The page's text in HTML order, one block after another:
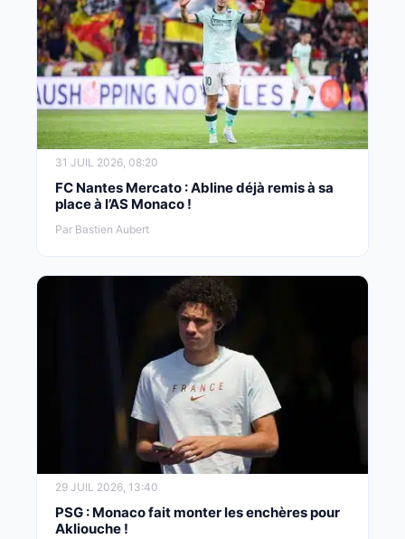
31 JUIL 2026, 08:20
FC Nantes Mercato : Abline déjà remis à sa
place à l’AS Monaco !
Par Bastien Aubert
29 JUIL 2026, 13:40
PSG : Monaco fait monter les enchères pour
Akliouche !